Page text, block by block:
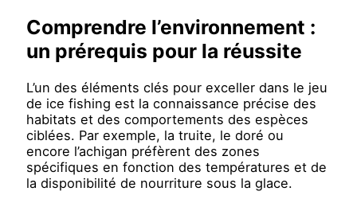
Comprendre l’environnement :
un prérequis pour la réussite
L’un des éléments clés pour exceller dans le jeu
de ice fishing est la connaissance précise des
habitats et des comportements des espèces
ciblées. Par exemple, la truite, le doré ou
encore l’achigan préfèrent des zones
spécifiques en fonction des températures et de
la disponibilité de nourriture sous la glace.